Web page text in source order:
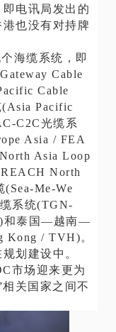
电讯局发出的
也没有对持牌
海缆系统，即
Cable
Cable
Pacific
C2C光缆系
Asia / FEA
Asia Loop
North
Me-We
系统(TGN-
和泰国—越南—
Kong / TVH)。
划建设中。
市场迎来更为
关国家之间不